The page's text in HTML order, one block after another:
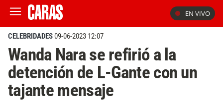
EN VIVO
CELEBRIDADES09-06-2023 12:07
Wanda Nara se refirió a la
detención de L-Gante con un
tajante mensaje